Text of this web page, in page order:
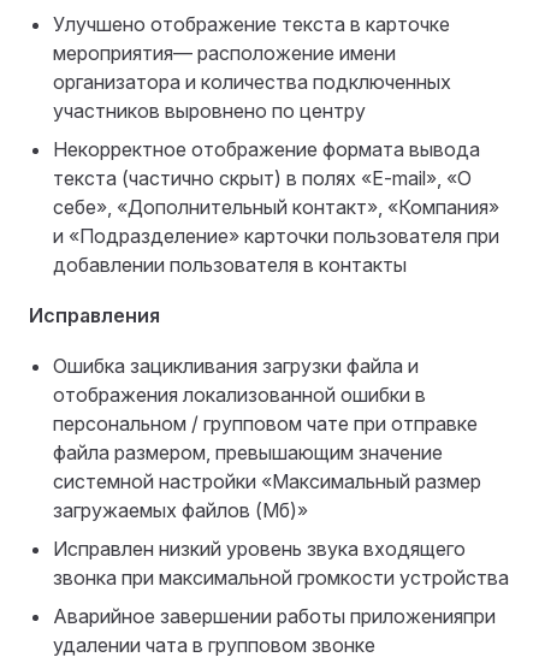
Улучшено отображение текста в карточке
мероприятия— расположение имени
организатора и количества подключенных
участников выровнено по центру
Некорректное отображение формата вывода
текста (частично скрыт) в полях «E-mail», «О
себе», «Дополнительный контакт», «Компания»
и «Подразделение» карточки пользователя при
добавлении пользователя в контакты
Исправления
Ошибка зацикливания загрузки файла и
отображения локализованной ошибки в
персональном / групповом чате при отправке
файла размером, превышающим значение
системной настройки «Максимальный размер
загружаемых файлов (Мб)»
Исправлен низкий уровень звука входящего
звонка при максимальной громкости устройства
Аварийное завершении работы приложенияпри
удалении чата в групповом звонке